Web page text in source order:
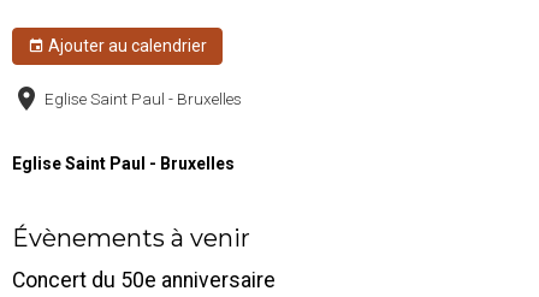
Ajouter au calendrier
Eglise Saint Paul - Bruxelles
Eglise Saint Paul - Bruxelles
Évènements à venir
Concert du 50e anniversaire